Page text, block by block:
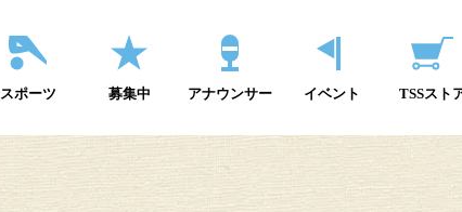
スポーツ 募集中 アナウンサー イベント TSSスト